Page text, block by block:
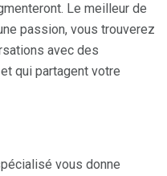
Le meilleur de
passion, vous trouverez
avec des
qui partagent votre
vous donne